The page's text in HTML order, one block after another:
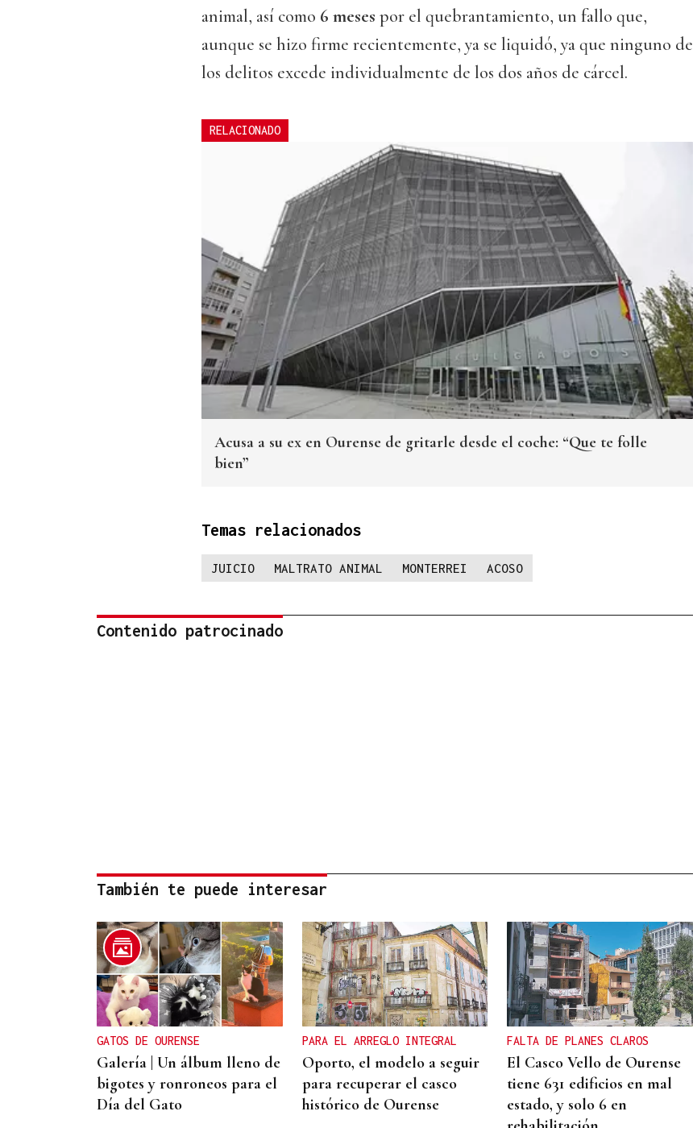
animal, así como 6 meses por el quebrantamiento, un fallo que,
aunque se hizo firme recientemente, ya se liquidó, ya que ninguno de
los delitos excede individualmente de los dos años de cárcel.
RELACIONADO
Acusa a su ex en Ourense de gritarle desde el coche: “Que te folle
bien”
Temas relacionados
JUICIO MALTRATO ANIMAL MONTERREI ACOSO
Contenido patrocinado
También te puede interesar
GATOS DE OURENSE
Galería | Un álbum lleno de
bigotes y ronroneos para el
Día del Gato
PARA EL ARREGLO INTEGRAL
Oporto, el modelo a seguir
para recuperar el casco
histórico de Ourense
FALTA DE PLANES CLAROS
El Casco Vello de Ourense
tiene 631 edificios en mal
estado, y solo 6 en